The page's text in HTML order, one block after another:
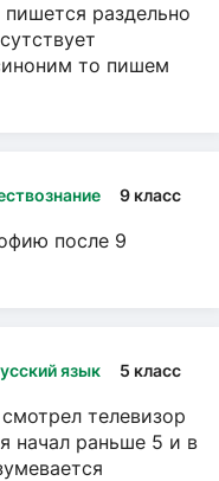
раздельно
то пишем
9 класс
после 9
язык 5 класс
телевизор
начал раньше 5 и в